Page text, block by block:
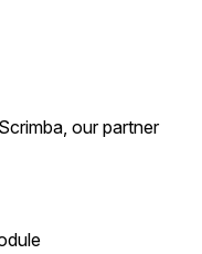
our partner